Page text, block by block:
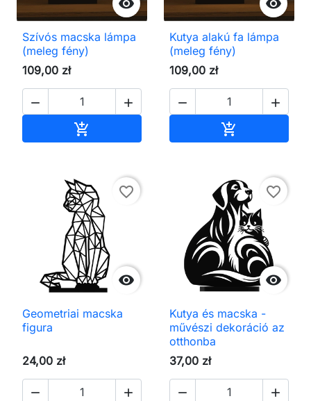

Szívós macska lámpa
(meleg fény)
109,00 zł
 


Kutya alakú fa lámpa
(meleg fény)
109,00 zł
 


favorite_border
Geometriai macska
figura
24,00 zł
 

favorite_border
Kutya és macska -
művészi dekoráció az
otthonba
37,00 zł
 